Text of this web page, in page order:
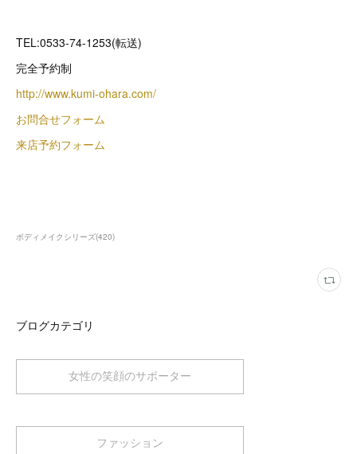
TEL:0533-74-1253(転送)
完全予約制
http://www.kumi-ohara.com/
お問合せフォーム
来店予約フォーム
ボディメイクシリーズ(420)
ブログカテゴリ
女性の笑顔のサポーター
ファッション